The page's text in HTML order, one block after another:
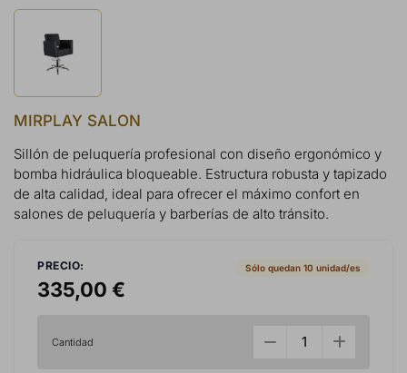
MIRPLAY SALON
Sillón de peluquería profesional con diseño ergonómico y
bomba hidráulica bloqueable. Estructura robusta y tapizado
de alta calidad, ideal para ofrecer el máximo confort en
salones de peluquería y barberías de alto tránsito.
PRECIO:
335,00 €
Sólo quedan 10 unidad/es
Cantidad